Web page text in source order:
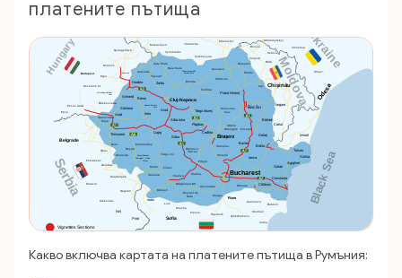
платените пътища
Какво включва картата на платените пътища в Румъния: